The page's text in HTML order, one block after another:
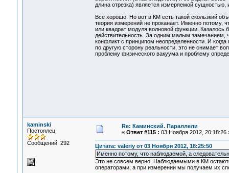
длина отрезка) является измеряемой сущностью,
Все хорошо. Но вот в КМ есть такой скользкий
теория измерений не проканает. Именно потому,
или квадрат модуля волновой функции.
действительность. За одним малым замечанием,
конфликт с принципом неопределенности. И
по другую сторону реальности, это не снимает
проблему физического вакуума и проблему
kaminski
Постоялец
Сообщений: 292
Re: Каминский. Параллели
« Ответ #115 : 03 Ноября 2012, 20:18:26
Цитата: valeriy от 03 Ноября 2012, 18:25:50
Именно потому, что наблюдаемой, а
Это не совсем верно. Наблюдаемыми в КМ
операторами, а при измерении мы получаем их